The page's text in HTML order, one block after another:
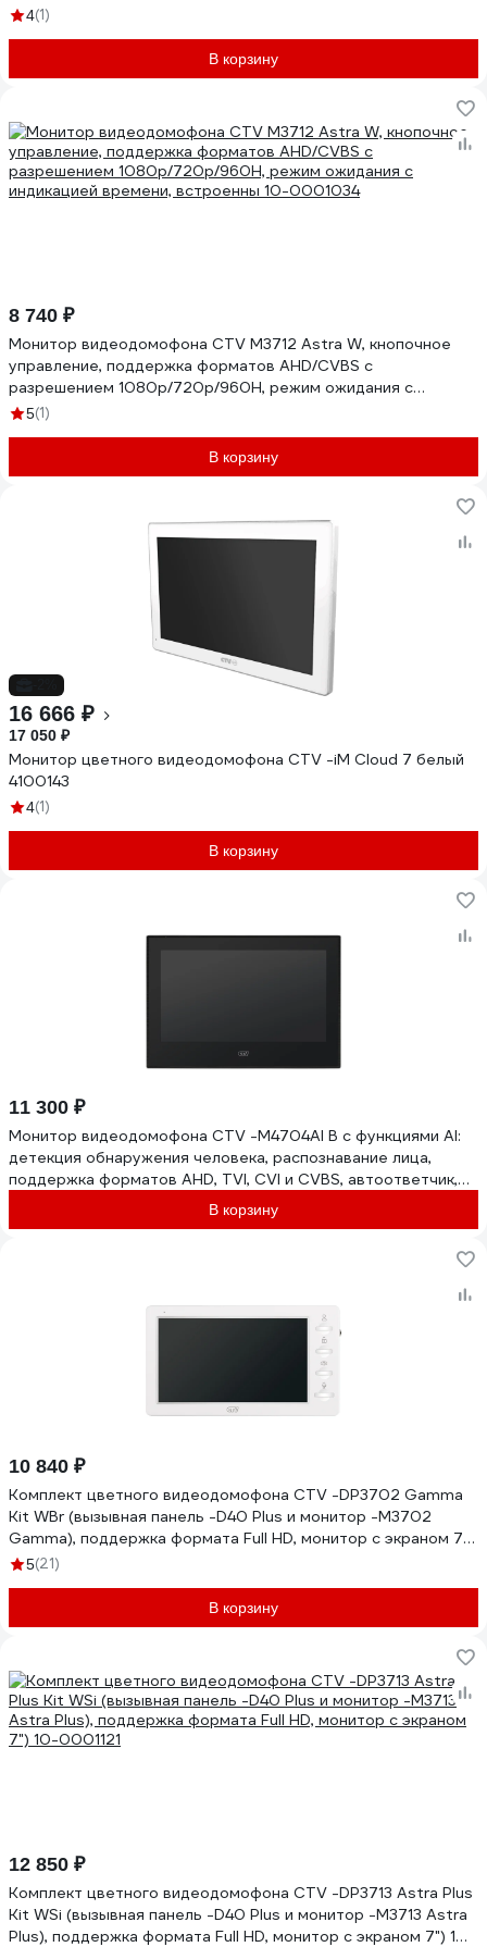
7") 10-0001125
4(1)
В корзину
8 740 ₽
Монитор видеодомофона CTV M3712 Astra W, кнопочное
управление, поддержка форматов AHD/CVBS с
разрешением 1080p/720p/960H, режим ожидания с
индикацией времени, встроенны 10-0001034
5(1)
В корзину
16 666 ₽
17 050 ₽
Монитор цветного видеодомофона CTV -iM Cloud 7 белый
4100143
4(1)
В корзину
11 300 ₽
Монитор видеодомофона CTV -M4704AI B с функциями AI:
детекция обнаружения человека, распознавание лица,
поддержка форматов AHD, TVI, CVI и CVBS, автоответчик,
В корзину
10 840 ₽
Комплект цветного видеодомофона CTV -DP3702 Gamma
Kit WBr (вызывная панель -D40 Plus и монитор -M3702
Gamma), поддержка формата Full HD, монитор с экраном 7")
10-0001080
5(21)
В корзину
12 850 ₽
Комплект цветного видеодомофона CTV -DP3713 Astra Plus
Kit WSi (вызывная панель -D40 Plus и монитор -M3713 Astra
Plus), поддержка формата Full HD, монитор с экраном 7") 10-